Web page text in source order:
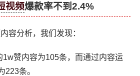
视频爆款率不到2.4%
容分析，我们发现：
1w赞内容为105条，而通过内容运
223条。